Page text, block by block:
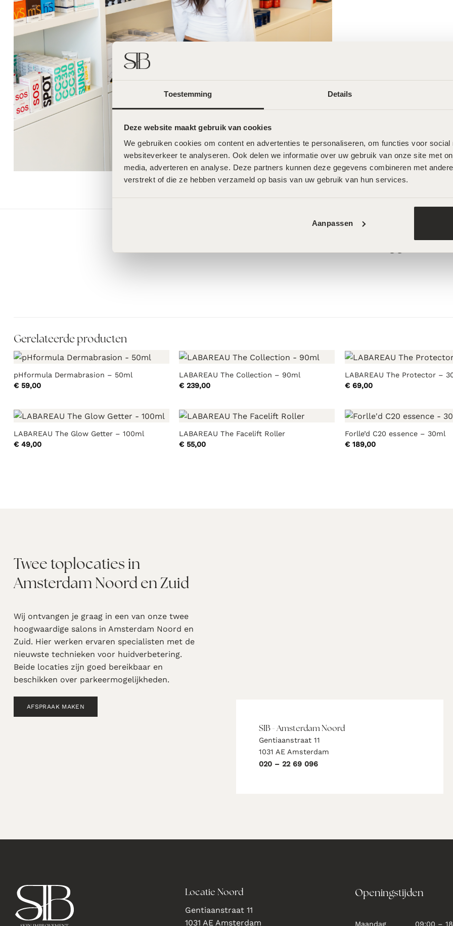
Toestemming Details
Deze website maakt gebruik van cookies
We gebruiken cookies om content en advertenties te personaliseren, om functies voor social
websiteverkeer te analyseren. Ook delen we informatie over uw gebruik van onze site met
media, adverteren en analyse. Deze partners kunnen deze gegevens combineren met
verstrekt of die ze hebben verzameld op basis van uw gebruik van hun services.
Aanpassen
Wat onze klanten zeggen
Gerelateerde producten
pHformula Dermabrasion – 50ml
€59,00
LABAREAU The Collection – 90ml
€ 239,00
LABAREAU The Protector –
€69,00
LABAREAU The Glow Getter – 100ml
€49,00
LABAREAU The Facelift Roller
€ 55,00
Forlle’d C20 essence – 30ml
€189,00
Twee toplocaties in
Amsterdam Noord en Zuid
Wij ontvangen je graag in een van onze twee
hoogwaardige salons in Amsterdam Noord en
Zuid. Hier werken ervaren specialisten met de
nieuwste technieken voor huidverbetering.
Beide locaties zijn goed bereikbaar en
beschikken over parkeermogelijkheden.
AFSPRAAK MAKEN
SIB - Amsterdam Noord
Gentiaanstraat 11
1031 AE Amsterdam
020 – 22 69 096
Locatie Noord
Gentiaanstraat 11
1031 AE Amsterdam
Openingstijden
Maandag 09:00 –